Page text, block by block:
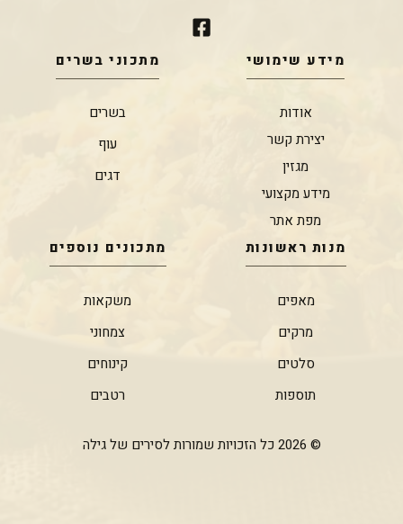
מידע שימושי
אודות
יצירת קשר
מגזין
מידע מקצועי
מפת אתר
מתכוני בשרים
בשרים
עוף
דגים
מנות ראשונות
מאפים
מרקים
סלטים
תוספות
מתכונים נוספים
משקאות
צמחוני
קינוחים
רטבים
© 2026 כל הזכויות שמורות לסירים של גילה